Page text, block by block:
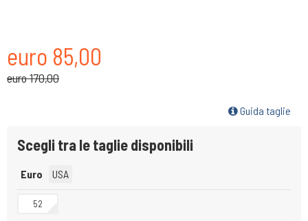
euro 85,00
euro 170,00
Guida taglie
Scegli tra le taglie disponibili
Euro USA
52